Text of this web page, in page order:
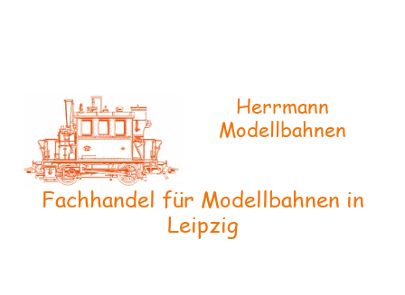
Herrmann
Modellbahnen
Fachhandel für Modellbahnen in
Leipzig